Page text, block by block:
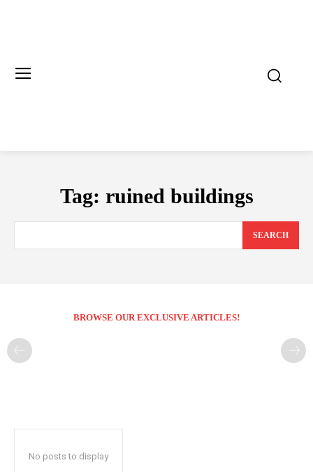
Tag: ruined buildings
SEARCH
BROWSE OUR EXCLUSIVE ARTICLES!
No posts to display